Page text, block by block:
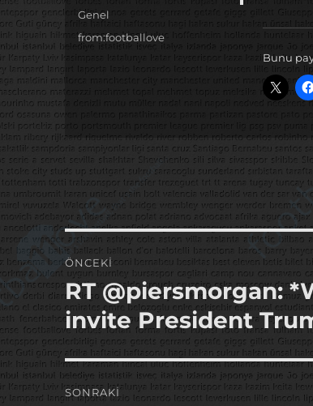
Bunu
tarihi
Kategoriler
Genel
Etiketler
from:footballove
Yazı
gezinmesi
ÖNCEKI
Önceki
yazı:
RT @piersmorgan:
invite President
SONRAKI